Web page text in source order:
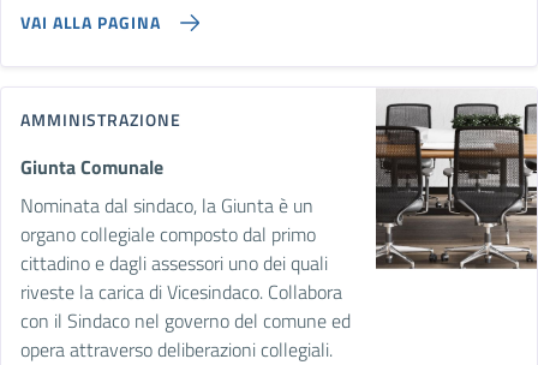
VAI ALLA PAGINA
AMMINISTRAZIONE
Giunta Comunale
Nominata dal sindaco, la Giunta è un
organo collegiale composto dal primo
cittadino e dagli assessori uno dei quali
riveste la carica di Vicesindaco. Collabora
con il Sindaco nel governo del comune ed
opera attraverso deliberazioni collegiali.